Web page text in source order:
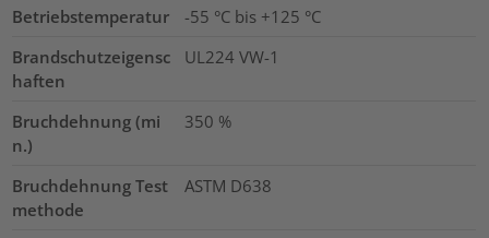
Betriebstemperatur
-55 °C bis +125 °C
Brandschutzeigensc
haften
UL224 VW-1
Bruchdehnung (mi
n.)
350 %
Bruchdehnung Test
methode
ASTM D638